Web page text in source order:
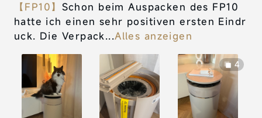
【FP10】 Schon beim Auspacken des FP10
hatte ich einen sehr positiven ersten Eindr
uck. Die Verpack...Alles anzeigen
4